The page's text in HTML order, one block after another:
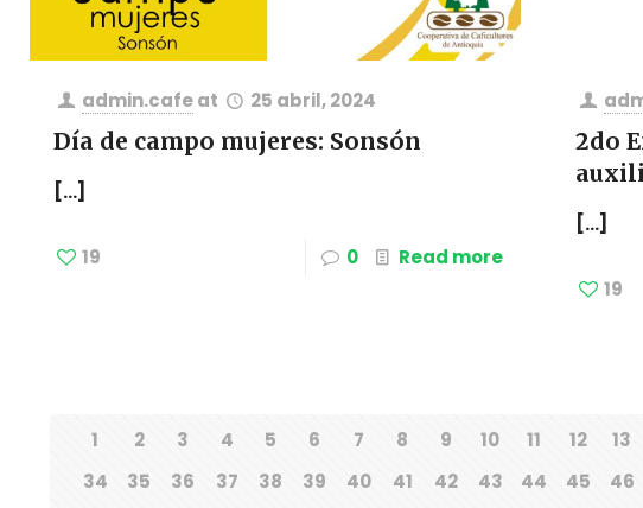
admin.cafeat 25 abril, 2024
Día de campo mujeres: Sonsón
[…]
19 0 Read more
2do
[…]
19
1 2 3 4 5 6 7 8 9 10 11 12 13
34
35 36 37 38 39 40 41 42 43 44 45 46